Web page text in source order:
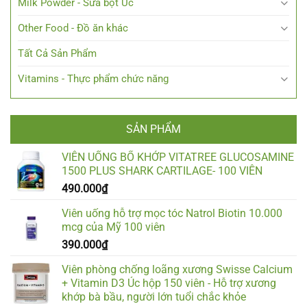
Milk Powder - Sữa bột Úc
Other Food - Đồ ăn khác
Tất Cả Sản Phẩm
Vitamins - Thực phẩm chức năng
SẢN PHẨM
VIÊN UỐNG BỔ KHỚP VITATREE GLUCOSAMINE
1500 PLUS SHARK CARTILAGE- 100 VIÊN
490.000₫
Viên uống hỗ trợ mọc tóc Natrol Biotin 10.000
mcg của Mỹ 100 viên
390.000₫
Viên phòng chống loãng xương Swisse Calcium
+ Vitamin D3 Úc hộp 150 viên - Hỗ trợ xương
khớp bà bầu, người lớn tuổi chắc khỏe